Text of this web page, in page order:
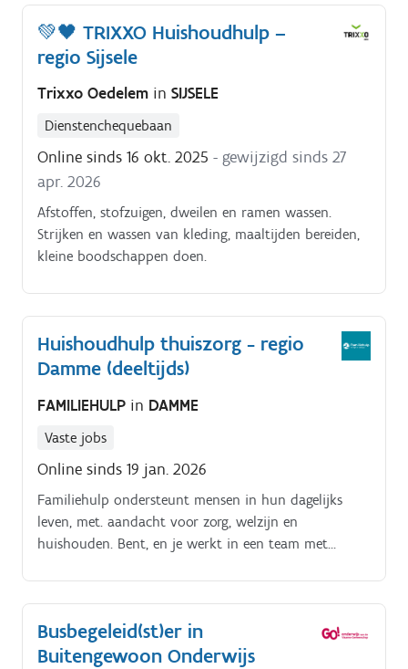
1.400 collega’s werk je aan warme, persoonlijke zorg
op maat.
💚🖤 TRIXXO Huishoudhulp –
regio Sijsele
Trixxo Oedelem in SIJSELE
Dienstenchequebaan
Online sinds 16 okt. 2025 - gewijzigd sinds 27
apr. 2026
Afstoffen, stofzuigen, dweilen en ramen wassen.
Strijken en wassen van kleding, maaltijden bereiden,
kleine boodschappen doen.
Huishoudhulp thuiszorg - regio
Damme (deeltijds)
FAMILIEHULP in DAMME
Vaste jobs
Online sinds 19 jan. 2026
Familiehulp ondersteunt mensen in hun dagelijks
leven, met. aandacht voor zorg, welzijn en
huishouden. Bent, en je werkt in een team met
Busbegeleid(st)er in
Buitengewoon Onderwijs